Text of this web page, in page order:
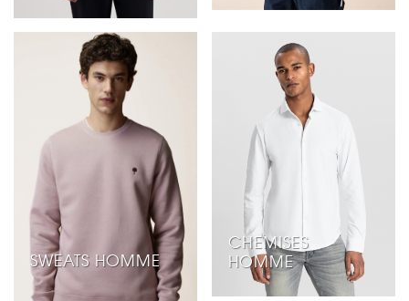
SWEATS HOMME
CHEMISES
HOMME